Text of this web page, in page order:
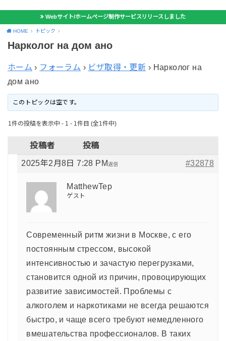
Webサイト/ホームページ制作サービスリリースしました
HOME トピック
Нарколог на дом ано
ホーム › フォーラム › ビザ取得・更新 › Нарколог на
дом ано
このトピックは空です。
1件の投稿を表示中 - 1 - 1件目 (全1件中)
投稿者 投稿
2025年2月8日 7:28 PM #32878
返信
MatthewTep
ゲスト
Современный ритм жизни в Москве, с его
постоянным стрессом, высокой
интенсивностью и зачастую перегрузками,
становится одной из причин, провоцирующих
развитие зависимостей. Проблемы с
алкоголем и наркотиками не всегда решаются
быстро, и чаще всего требуют немедленного
вмешательства профессионалов. В таких